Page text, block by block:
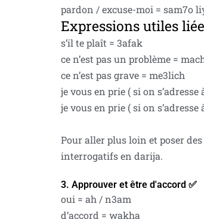
pardon / excuse-moi = sam7o
Expressions utiles
s’il te plaît = 3afak
ce n’est pas un problème =
ce n’est pas grave = me3lich
je vous en prie ( si on
je vous en prie ( si on
Pour aller plus loin et poser
interrogatifs en darija.
3. Approuver et être d'accord ✅
oui = ah / n3am
d’accord = wakha